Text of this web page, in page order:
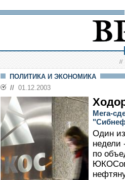
//
ПОЛИТИКА И ЭКОНОМИКА
// 01.12.2003
Мега-
Один
недели
по